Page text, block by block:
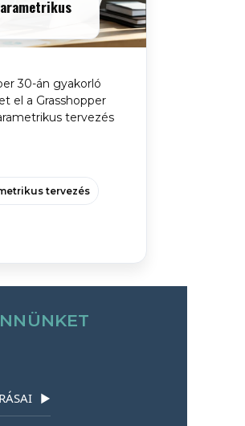
30-án gyakorló
el a Grasshopper
tervezés
tervezés
▶